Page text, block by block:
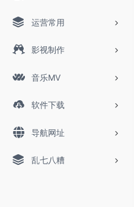
运营常用
影视制作
音乐MV
软件下载
导航网址
乱七八糟